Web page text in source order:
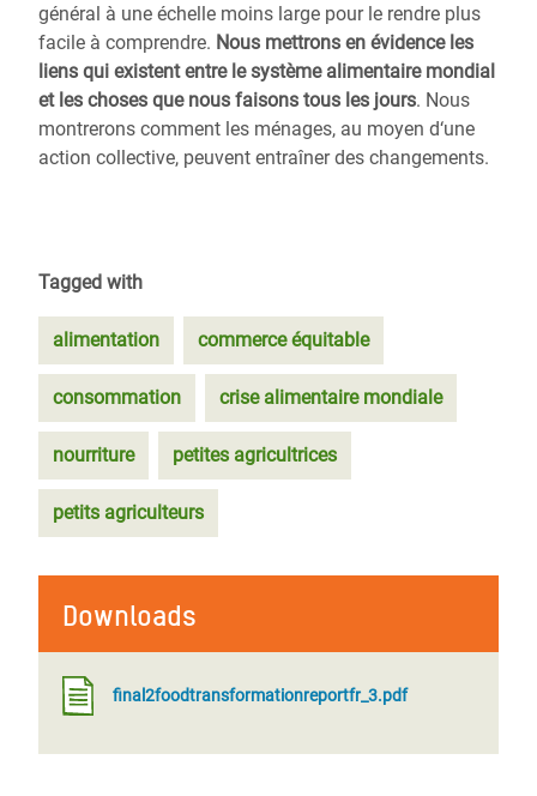
général à une échelle moins large pour le rendre plus
facile à comprendre. Nous mettrons en évidence les
liens qui existent entre le système alimentaire mondial
et les choses que nous faisons tous les jours. Nous
montrerons comment les ménages, au moyen d‘une
action collective, peuvent entraîner des changements.
Tagged with
alimentation commerce équitable
consommation crise alimentaire mondiale
nourriture petites agricultrices
petits agriculteurs
Downloads
final2foodtransformationreportfr_3.pdf